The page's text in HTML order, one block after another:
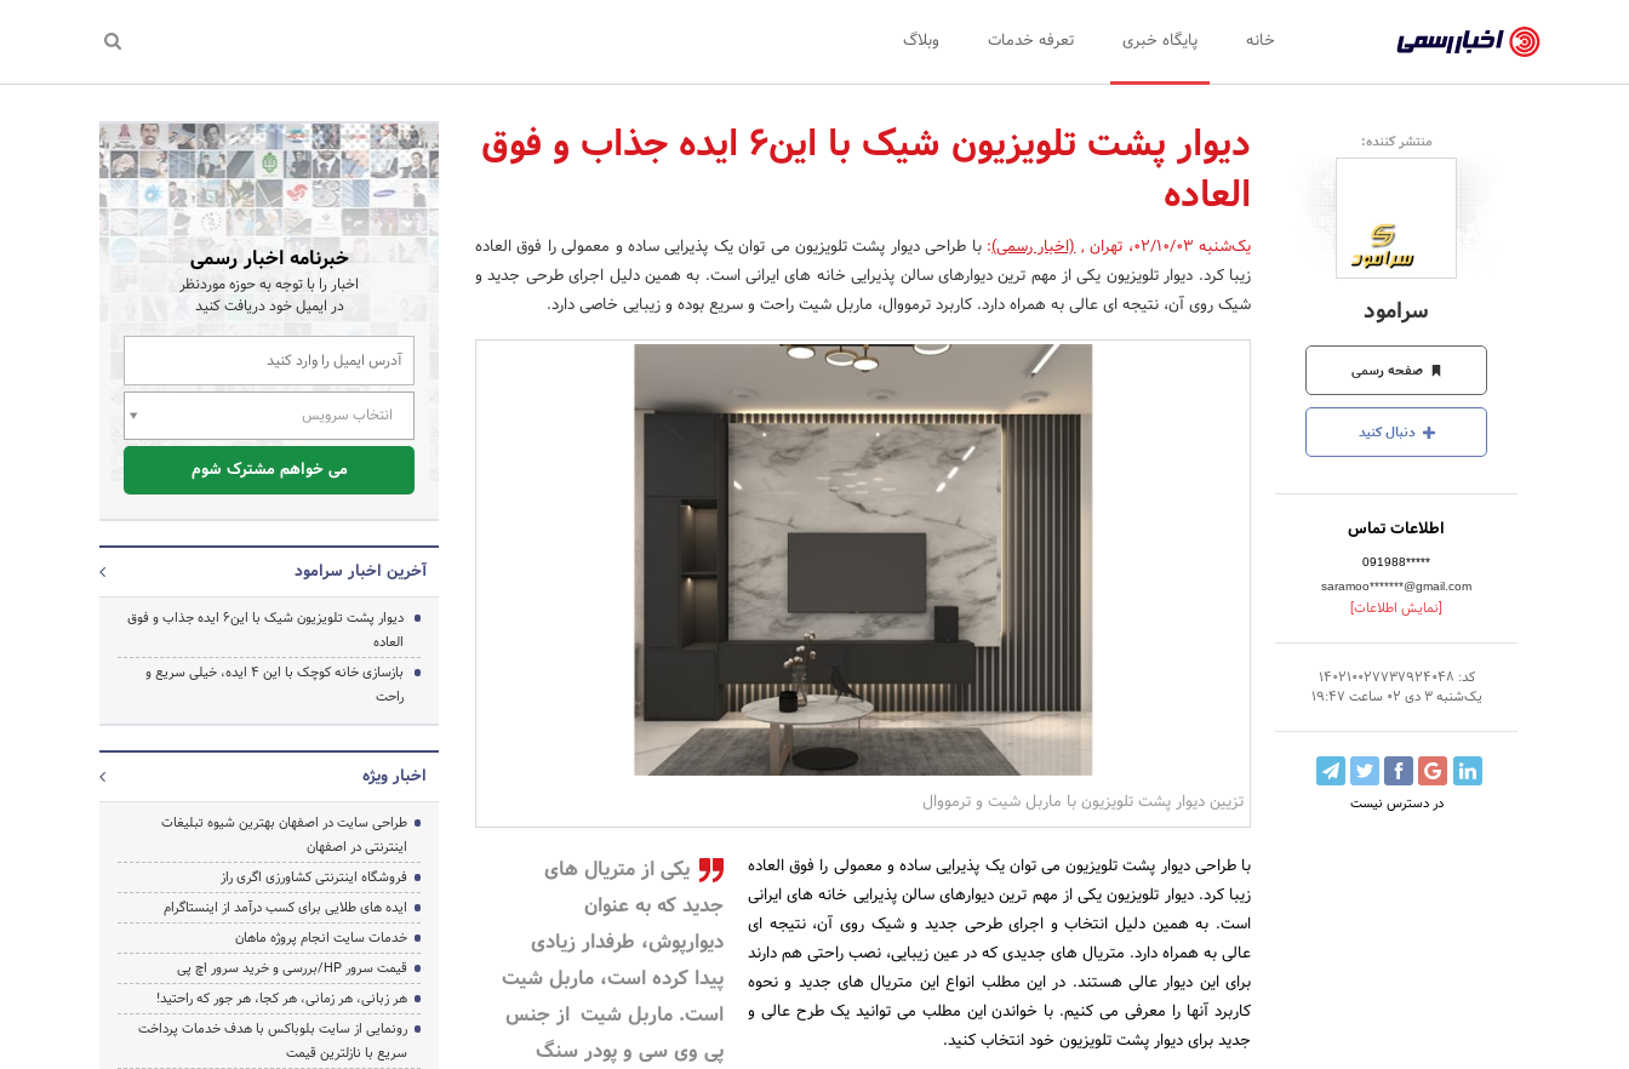
رسمی
-
اخبار
شده
شرکت‌ها،
سازمان‌ها
و
روابط
عمومی‌ها
خانه پایگاه خبری تعرفه خدمات وبلاگ
منتشر کننده:
سرامود
صفحه رسمی
دنبال کنید
اطلاعات تماس
091988*****
saramoo*******@gmail.com
[نمایش اطلاعات]
کد: 140210027737924048
یک‌شنبه 3 دی 02 ساعت 19:47
در دسترس نیست
دیوار پشت تلویزیون شیک با این6 ایده جذاب و فوق
العاده
یک‌شنبه 02/10/03 ، تهران ,(اخبار رسمی):با طراحی دیوار پشت تلویزیون می توان یک پذیرایی ساده و معمولی را فوق العاده
زیبا کرد. دیوار تلویزیون یکی از مهم ترین دیوارهای سالن پذیرایی خانه های ایرانی است. به همین دلیل اجرای طرحی جدید و
شیک روی آن، نتیجه ای عالی به همراه دارد. کاربرد ترمووال، ماربل شیت راحت و سریع بوده و زیبایی خاصی دارد.
تزیین دیوار پشت تلویزیون با ماربل شیت و ترمووال
یکی از متریال های
جدید که به عنوان
دیوارپوش، طرفدار زیادی
پیدا کرده است، ماربل شیت
است. ماربل شیت از جنس
پی وی سی و پودر سنگ
با طراحی دیوار پشت تلویزیون می توان یک پذیرایی ساده و معمولی را فوق العاده
زیبا کرد. دیوار تلویزیون یکی از مهم ترین دیوارهای سالن پذیرایی خانه های ایرانی
است. به همین دلیل انتخاب و اجرای طرحی جدید و شیک روی آن، نتیجه ای
عالی به همراه دارد. متریال های جدیدی که در عین زیبایی، نصب راحتی هم دارند
برای این دیوار عالی هستند. در این مطلب انواع این متریال های جدید و نحوه
کاربرد آنها را معرفی می کنیم. با خواندن این مطلب می توانید یک طرح عالی و
جدید برای دیوار پشت تلویزیون خود انتخاب کنید.
خبرنامه اخبار رسمی
اخبار را با توجه به حوزه موردنظر
در ایمیل خود دریافت کنید
انتخاب سرویس
می خواهم مشترک شوم
آخرین اخبار سرامود
دیوار پشت تلویزیون شیک با این6 ایده جذاب و فوق
العاده
بازسازی خانه کوچک با این 4 ایده، خیلی سریع و
راحت
اخبار ویژه
طراحی سایت در اصفهان بهترین شیوه تبلیغات
اینترنتی در اصفهان
فروشگاه اینترنتی کشاورزی اگری راز
ایده های طلایی برای کسب درآمد از اینستاگرام
خدمات سایت انجام پروژه ماهان
قیمت سرور HP/بررسی و خرید سرور اچ پی
هر زبانی، هر زمانی، هر کجا، هر جور که راحتید!
رونمایی از سایت بلوباکس با هدف خدمات پرداخت
سریع با نازلترین قیمت